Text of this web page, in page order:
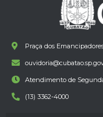
Praça dos
Atendimento de
(13) 3362-4000